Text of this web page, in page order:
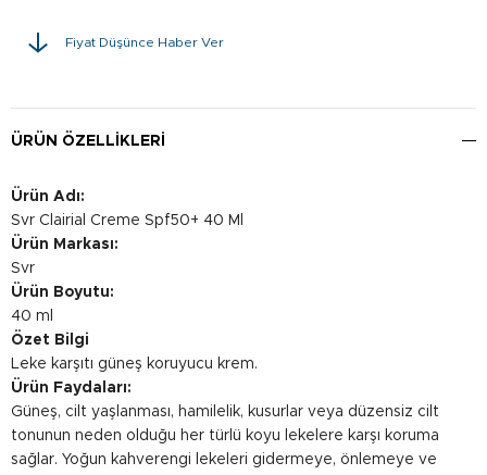
Fiyat Düşünce Haber Ver
ÜRÜN ÖZELLIKLERI
Ürün Adı:
Svr Clairial Creme Spf50+ 40 Ml
Ürün Markası:
Svr
Ürün Boyutu:
40 ml
Özet Bilgi
Leke karşıtı güneş koruyucu krem.
Ürün Faydaları:
Güneş, cilt yaşlanması, hamilelik, kusurlar veya düzensiz cilt
tonunun neden olduğu her türlü koyu lekelere karşı koruma
sağlar. Yoğun kahverengi lekeleri gidermeye, önlemeye ve